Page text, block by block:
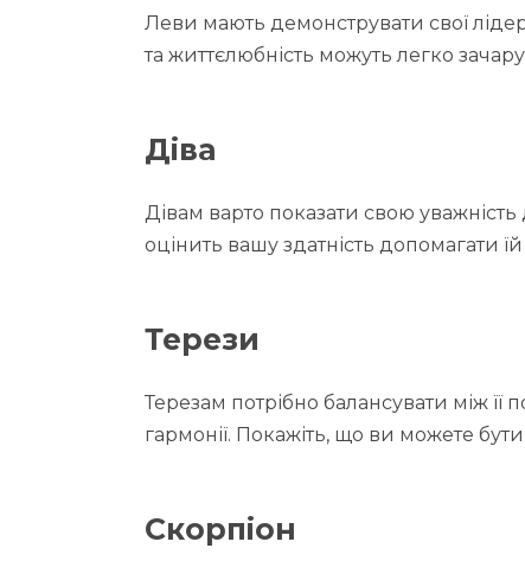
Леви мають демонструвати свої
та життєлюбність можуть легко
Діва
Дівам варто показати свою
оцінить вашу здатність допомагати
Терези
Терезам потрібно балансувати між
гармонії. Покажіть, що ви можете
Скорпіон